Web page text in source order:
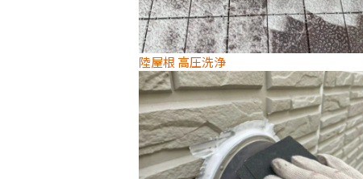
陸屋根 高圧洗浄